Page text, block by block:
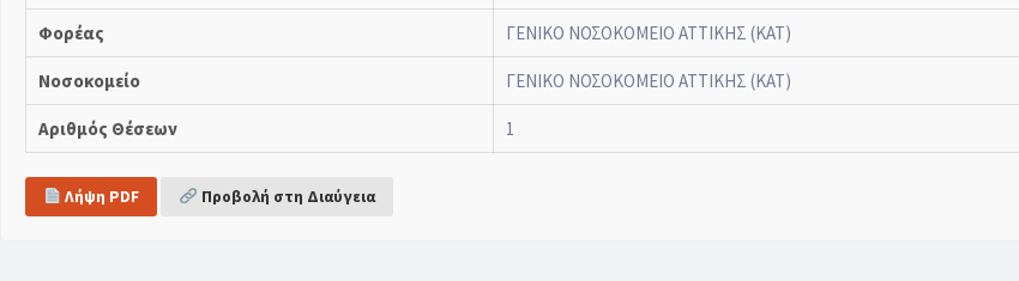
Φορέας ΓΕΝΙΚΟ ΝΟΣΟΚΟΜΕΙΟ ΑΤΤΙΚΗΣ (ΚΑΤ)
Νοσοκομείο ΓΕΝΙΚΟ ΝΟΣΟΚΟΜΕΙΟ ΑΤΤΙΚΗΣ (ΚΑΤ)
Αριθμός Θέσεων 1
Λήψη PDF Προβολή στη Διαύγεια